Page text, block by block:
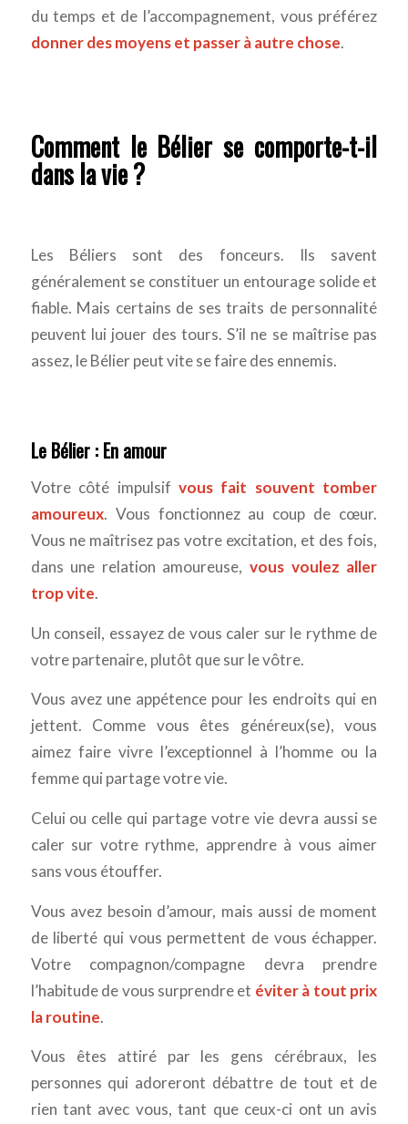
du temps et de l’accompagnement, vous préférez
donner des moyens et passer à autre chose.
Comment le Bélier se comporte-t-il
dans la vie ?
Les Béliers sont des fonceurs. Ils savent
généralement se constituer un entourage solide et
fiable. Mais certains de ses traits de personnalité
peuvent lui jouer des tours. S’il ne se maîtrise pas
assez, le Bélier peut vite se faire des ennemis.
Le Bélier : En amour
Votre côté impulsif vous fait souvent tomber
amoureux. Vous fonctionnez au coup de cœur.
Vous ne maîtrisez pas votre excitation, et des fois,
dans une relation amoureuse,vous voulez aller
trop vite.
Un conseil, essayez de vous caler sur le rythme de
votre partenaire, plutôt que sur le vôtre.
Vous avez une appétence pour les endroits qui en
jettent. Comme vous êtes généreux(se), vous
aimez faire vivre l’exceptionnel à l’homme ou la
femme qui partage votre vie.
Celui ou celle qui partage votre vie devra aussi se
caler sur votre rythme, apprendre à vous aimer
sans vous étouffer.
Vous avez besoin d’amour, mais aussi de moment
de liberté qui vous permettent de vous échapper.
Votre compagnon/compagne devra prendre
l’habitude de vous surprendre et éviter à tout prix
la routine.
Vous êtes attiré par les gens cérébraux, les
personnes qui adoreront débattre de tout et de
rien tant avec vous, tant que ceux-ci ont un avis